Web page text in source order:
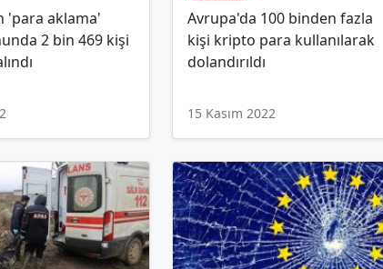
'para aklama'
2 bin 469 kişi
Avrupa'da 100 binden fazla
kişi kripto para kullanılarak
dolandırıldı
15 Kasım 2022